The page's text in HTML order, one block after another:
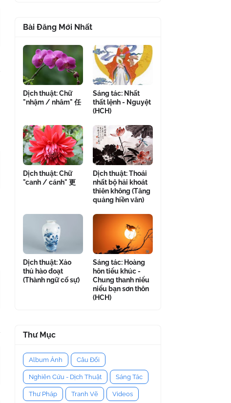
Bài Đăng Mới Nhất
Dịch thuật: Chữ
"nhậm / nhâm" 任
Sáng tác: Nhất
thất lệnh - Nguyệt
(HCH)
Dịch thuật: Chữ
"canh / cánh" 更
Dịch thuật: Thoái
nhất bộ hải khoát
thiên không (Tăng
quảng hiền văn)
Dịch thuật: Xảo
thủ hào đoạt
(Thành ngữ cố sự)
Sáng tác: Hoàng
hôn tiểu khúc -
Chung thanh niểu
niểu bạn sơn thôn
(HCH)
Thư Mục
Album Ảnh Câu Đối
Nghiên Cứu - Dịch Thuật Sáng Tác
Thư Pháp Tranh Vẽ Videos